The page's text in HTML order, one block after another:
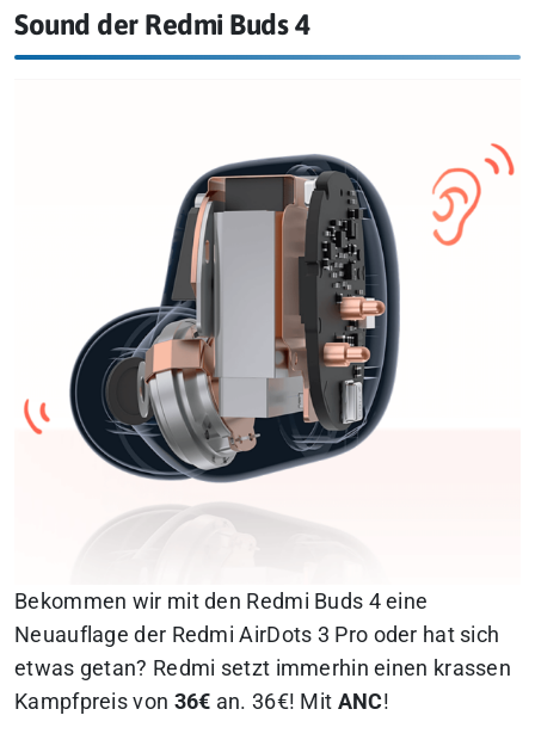
Sound der Redmi Buds 4
Bekommen wir mit den Redmi Buds 4 eine
Neuauflage der Redmi AirDots 3 Pro oder hat sich
etwas getan? Redmi setzt immerhin einen krassen
Kampfpreis von 36€ an. 36€! Mit ANC!